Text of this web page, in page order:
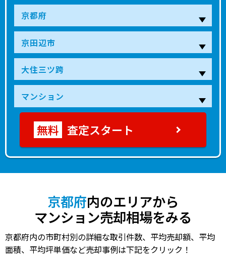
査定スタート
京都府内のエリアから
マンション売却相場をみる
京都府内の市町村別の詳細な取引件数、平均売却額、平均
面積、平均坪単価など売却事例は下記をクリック！